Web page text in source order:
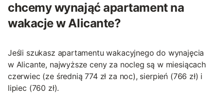
chcemy wynająć apartament na
wakacje w Alicante?
Jeśli szukasz apartamentu wakacyjnego do wynajęcia
w Alicante, najwyższe ceny za nocleg są w miesiącach
czerwiec (ze średnią 774 zł za noc), sierpień (766 zł) i
lipiec (760 zł).